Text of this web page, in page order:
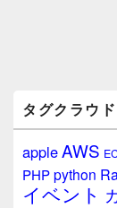
タグクラウド
appleAWS
PHPpython
イベント